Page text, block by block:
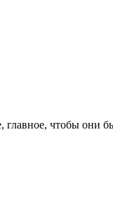
чтобы они